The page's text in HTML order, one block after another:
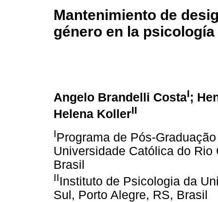
Mantenimiento de
género en la
Angelo Brandelli CostaI;
Helena KollerII
IPrograma de Pós-
Universidade Católica do
Brasil
IIInstituto de Psicologia da
Sul, Porto Alegre, RS, Brasil